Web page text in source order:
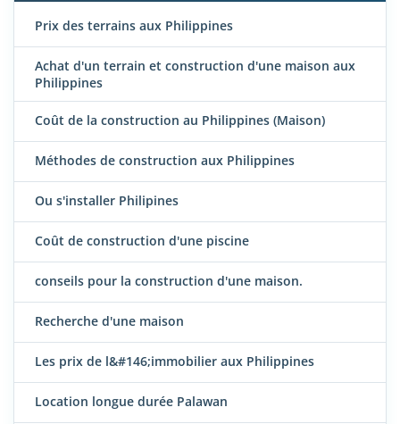
Prix des terrains aux Philippines
Achat d'un terrain et construction d'une maison aux
Philippines
Coût de la construction au Philippines (Maison)
Méthodes de construction aux Philippines
Ou s'installer Philipines
Coût de construction d'une piscine
conseils pour la construction d'une maison.
Recherche d'une maison
Les prix de l&#146;immobilier aux Philippines
Location longue durée Palawan